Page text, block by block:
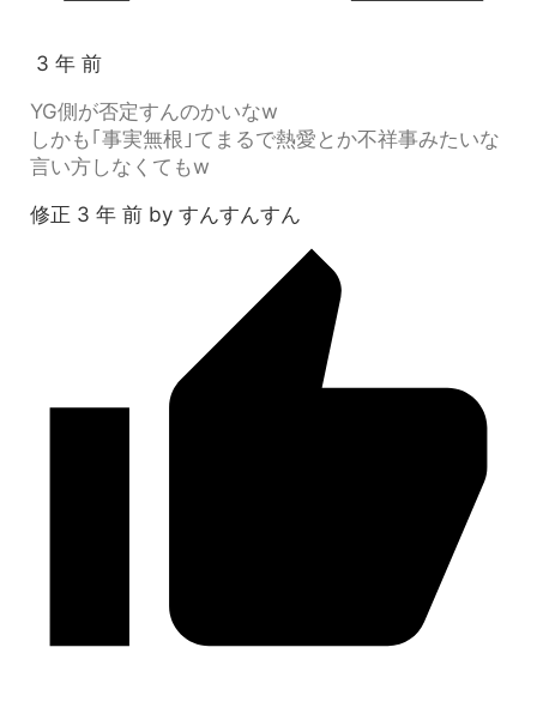
3 年 前
YG側が否定すんのかいなw
しかも｢事実無根｣てまるで熱愛とか不祥事みたいな
言い方しなくてもw
修正 3 年 前 by すんすんすん